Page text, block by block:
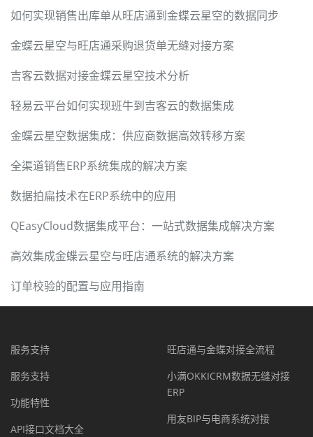
如何实现销售出库单从旺店通到金蝶云星空的数据同步
金蝶云星空与旺店通采购退货单无缝对接方案
吉客云数据对接金蝶云星空技术分析
轻易云平台如何实现班牛到吉客云的数据集成
金蝶云星空数据集成：供应商数据高效转移方案
全渠道销售ERP系统集成的解决方案
数据拍扁技术在ERP系统中的应用
QEasyCloud数据集成平台：一站式数据集成解决方案
高效集成金蝶云星空与旺店通系统的解决方案
订单校验的配置与应用指南
服务支持
服务支持
功能特性
API接口文档大全
旺店通与金蝶对接全流程
小满OKKICRM数据无缝对接
ERP
用友BIP与电商系统对接